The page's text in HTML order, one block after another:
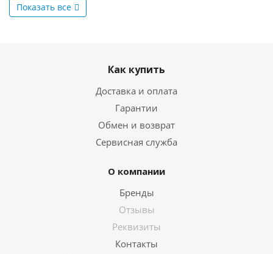
Показать все
Как купить
Доставка и оплата
Гарантии
Обмен и возврат
Сервисная служба
О компании
Бренды
Отзывы
Реквизиты
Контакты